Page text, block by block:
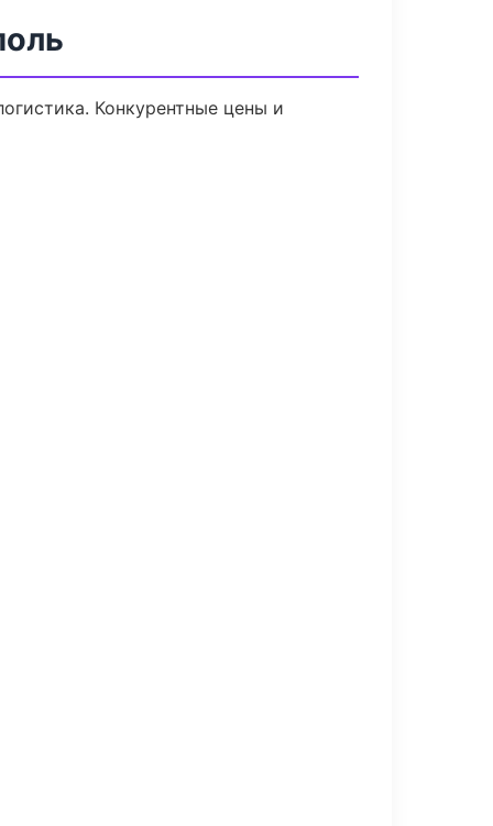
Конкурентные цены и